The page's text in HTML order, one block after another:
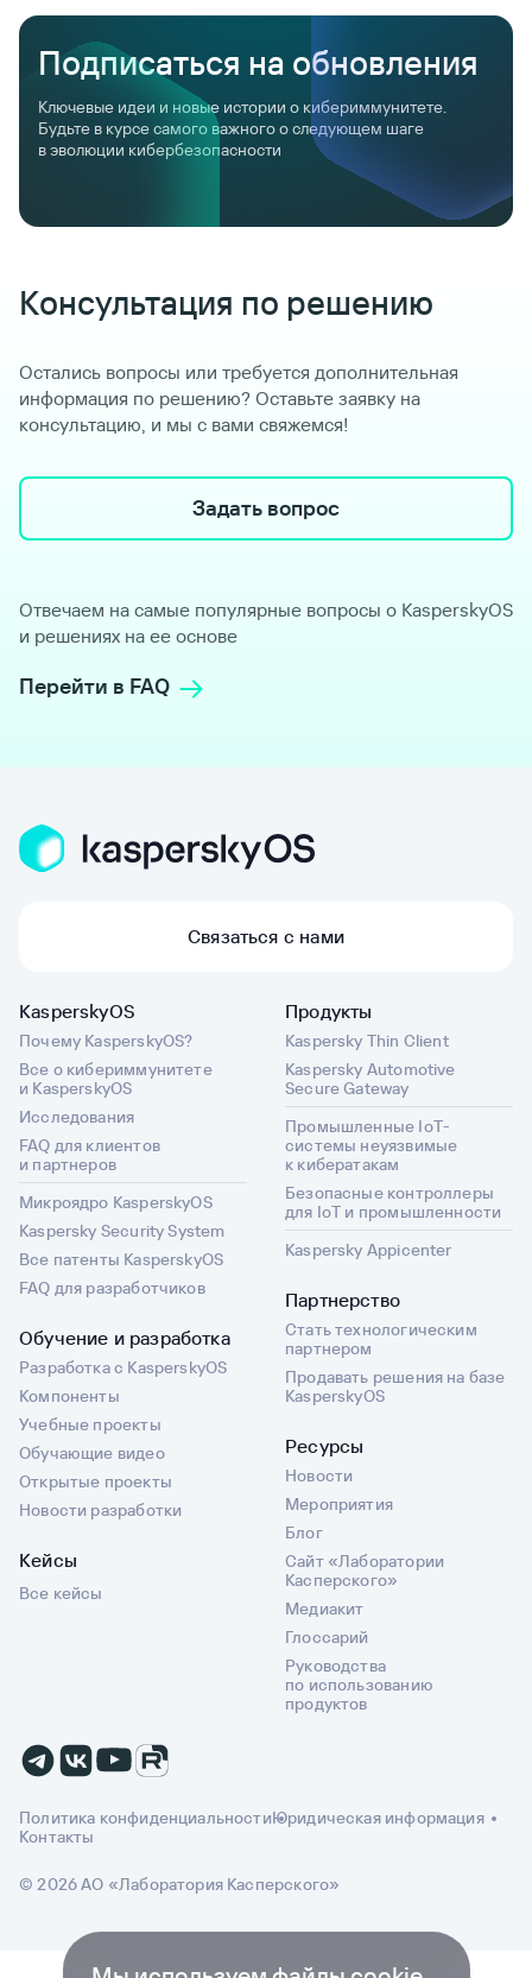
Подписаться на обновления
Консультация по решению
Остались вопросы или требуется дополнительная
информация по решению? Оставьте заявку на
консультацию, и мы с вами свяжемся!
Задать вопрос
Отвечаем на самые популярные вопросы о KasperskyOS
и решениях на ее основе
Перейти в FAQ
Связаться с нами
KasperskyOS
Почему KasperskyOS?
Все о кибериммунитете
и KasperskyOS
Исследования
FAQ для клиентов
и партнеров
Микроядро KasperskyOS
Kaspersky Security System
Все патенты KasperskyOS
FAQ для разработчиков
Обучение и разработка
Разработка с KasperskyOS
Компоненты
Учебные проекты
Обучающие видео
Открытые проекты
Новости разработки
Кейсы
Все кейсы
Продукты
Kaspersky Thin Client
Kaspersky Automotive
Secure Gateway
Промышленные IoT-
системы неуязвимые
к кибератакам
Безопасные контроллеры
для IoT и промышленности
Kaspersky Appicenter
Партнерство
Стать технологическим
партнером
Продавать решения на базе
KasperskyOS
Ресурсы
Новости
Мероприятия
Блог
Сайт «Лаборатории
Касперского»
Медиакит
Глоссарий
Руководства
по использованию
продуктов
© 2026 АО «Лаборатория Касперского»
Политика конфиденциальностиЮридическая информация
Контакты